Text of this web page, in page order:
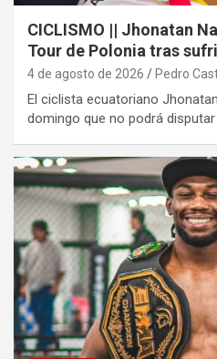
CICLISMO || Jhonatan
Tour de Polonia tras
4 de agosto de 2026 Pedro
El ciclista ecuatoriano
domingo que no podrá